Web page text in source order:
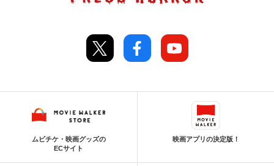
ムビチケ・映画グッズの
ECサイト
映画アプリの決定版！